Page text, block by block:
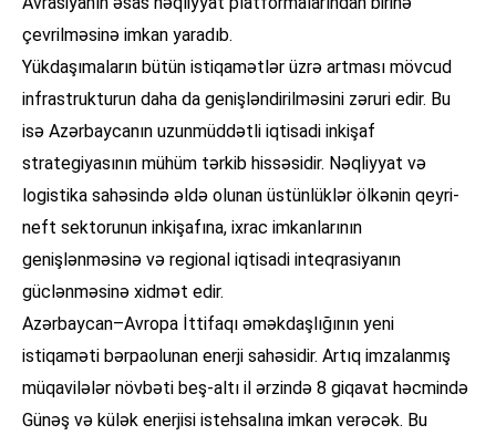
çevrilməsinə imkan yaradıb.
Yükdaşımaların bütün istiqamətlər üzrə artması mövcud
infrastrukturun daha da genişləndirilməsini zəruri edir. Bu
isə Azərbaycanın uzunmüddətli iqtisadi inkişaf
strategiyasının mühüm tərkib hissəsidir. Nəqliyyat və
logistika sahəsində əldə olunan üstünlüklər ölkənin qeyri-
neft sektorunun inkişafına, ixrac imkanlarının
genişlənməsinə və regional iqtisadi inteqrasiyanın
güclənməsinə xidmət edir.
Azərbaycan–Avropa İttifaqı əməkdaşlığının yeni
istiqaməti bərpaolunan enerji sahəsidir. Artıq imzalanmış
müqavilələr növbəti beş-altı il ərzində 8 giqavat həcmində
Günəş və külək enerjisi istehsalına imkan verəcək. Bu